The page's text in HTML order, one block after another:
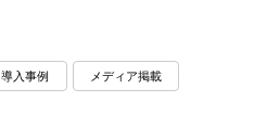
導入事例 メディア掲載